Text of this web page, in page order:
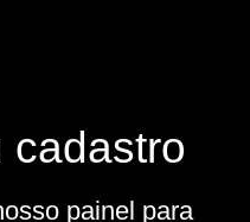
cadastro
painel para